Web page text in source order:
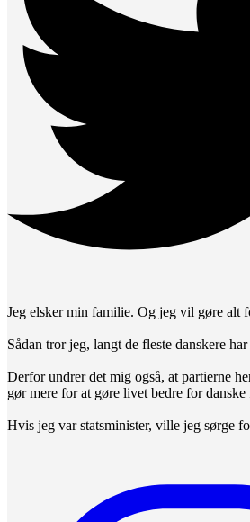
Jeg elsker min familie. Og jeg vil gøre alt
Sådan tror jeg, langt de fleste danskere har
Derfor undrer det mig også, at partierne
gør mere for at gøre livet bedre for danske
Hvis jeg var statsminister, ville jeg sørge